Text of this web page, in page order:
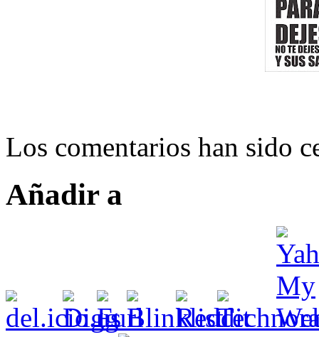
Los comentarios han sido
Añadir a